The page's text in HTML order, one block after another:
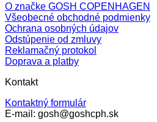
O značke GOSH COPENHAGEN
Všeobecné obchodné podmienky
Ochrana osobných údajov
Odstúpenie od zmluvy
Reklamačný protokol
Doprava a platby
Kontakt
Kontaktný formulár
E-mail: gosh@goshcph.sk